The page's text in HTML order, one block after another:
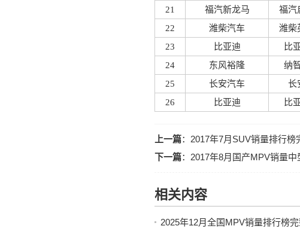
21
福汽新龙马 福汽
22
潍柴汽车 潍柴
23
比亚迪 比
24
东风裕隆 纳
25
长安汽车 长
26
比亚迪 比
上一篇： 2017年7月SUV销量排行榜
下一篇： 2017年8月国产MPV销量
相关内容
2025年12月全国MPV销量排行榜